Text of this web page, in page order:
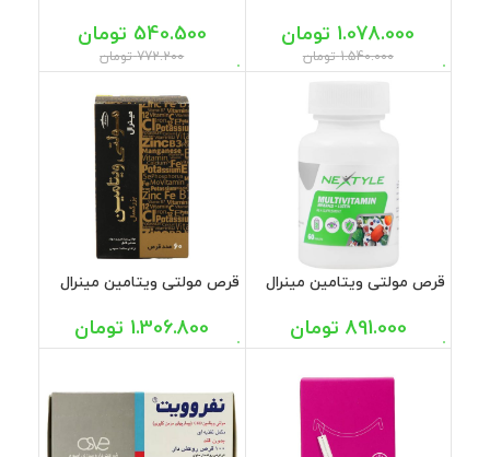
1.540.000 تومان
1.078.000 تومان
772.200 تومان
540.500 تومان
قرص مولتی ویتامین مینرال
891.000 تومان
قرص مولتی ویتامین مینرال
1.306.800 تومان